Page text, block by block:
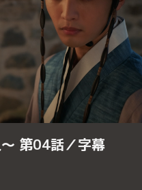
第04話／字幕